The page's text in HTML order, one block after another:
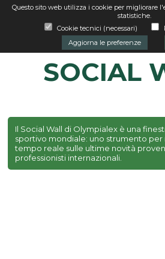
Questo sito web utilizza i cookie per migliorare
statistiche.
Cookie tecnici (necessari)
Aggiorna le preferenze
SOCIAL
Il Social Wall di Olympialex è una
sportivo mondiale: uno strumento
tempo reale sulle ultime novità
professionisti internazionali.